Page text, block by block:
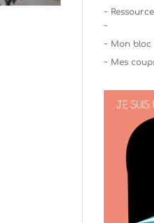
~
~
~ Mon bloc
~ Mes